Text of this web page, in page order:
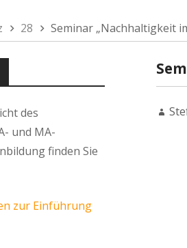
28 Seminar „Nachhaltigkeit
des
und MA-
finden Sie
zur Einführung